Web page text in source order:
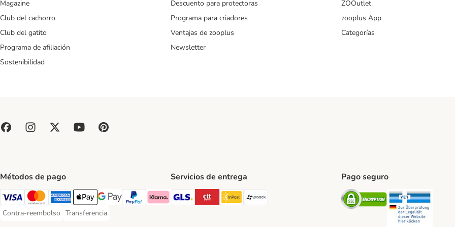
Magazine
Club del cachorro
Club del gatito
Programa de afiliación
Sostenibilidad
Descuento para protectoras
Programa para criadores
Ventajas de zooplus
Newsletter
ZOOutlet
zooplus App
Categorías
Métodos de pago
Visa Payment Method
Mastercard Payment Method
American Express Payment Method
Apple Pay Payment Method
Google Pay Payment Method
PayPal Payment Method
Klarna Payment Method
Contra-reembolso
Contra-reembolso Payment Method
Transferencia
Transferencia Payment Method
Servicios de entrega
GLS Shipping Method
CTTExpress Shipping Method
InPost Shipping Method
Pago seguro
Security